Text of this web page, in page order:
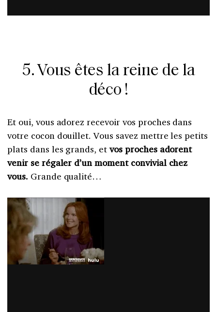
5. Vous êtes la reine de la
déco !
Et oui, vous adorez recevoir vos proches dans
votre cocon douillet. Vous savez mettre les petits
plats dans les grands, etvos proches adorent
venir se régaler d’un moment convivial chez
vous. Grande qualité…